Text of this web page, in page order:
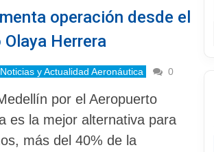
operación desde el
Herrera
Noticias y Actualidad Aeronáutica 0
por el Aeropuerto
es la mejor alternativa para
más del 40% de la